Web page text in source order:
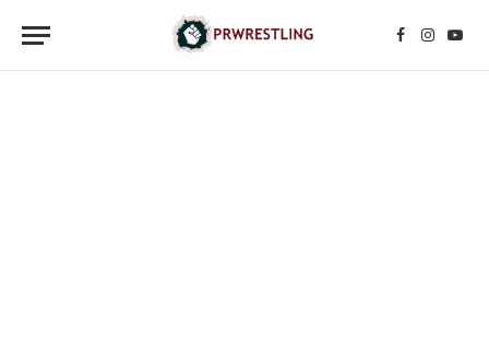
Facebook